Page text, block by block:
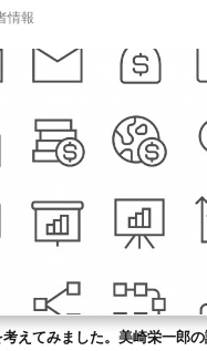
情報
えてみました。美崎栄一郎